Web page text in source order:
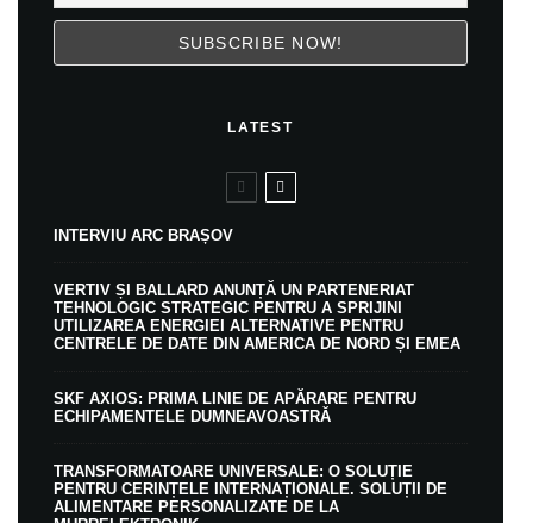
LATEST
INTERVIU ARC BRAȘOV
VERTIV ȘI BALLARD ANUNȚĂ UN PARTENERIAT
TEHNOLOGIC STRATEGIC PENTRU A SPRIJINI
UTILIZAREA ENERGIEI ALTERNATIVE PENTRU
CENTRELE DE DATE DIN AMERICA DE NORD ȘI EMEA
SKF AXIOS: PRIMA LINIE DE APĂRARE PENTRU
ECHIPAMENTELE DUMNEAVOASTRĂ
TRANSFORMATOARE UNIVERSALE: O SOLUȚIE
PENTRU CERINȚELE INTERNAȚIONALE. SOLUȚII DE
ALIMENTARE PERSONALIZATE DE LA